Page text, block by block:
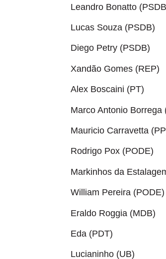
Leandro Bonatto
Lucas Souza (PSDB)
Diego Petry (PSDB)
Xandão Gomes (REP)
Alex Boscaini (PT)
Marco Antonio Borrega
Mauricio Carravetta
Rodrigo Pox (PODE)
Markinhos da
William Pereira (PODE)
Eraldo Roggia (MDB)
Eda (PDT)
Lucianinho (UB)